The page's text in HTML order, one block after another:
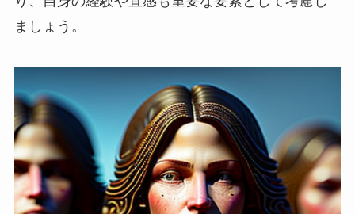
ましょう。